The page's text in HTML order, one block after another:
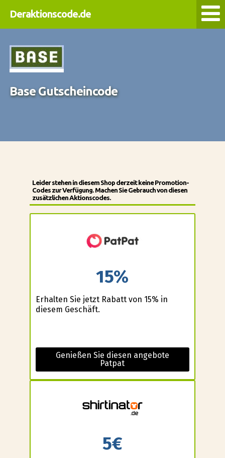
Deraktionscode.de
Base Gutscheincode
Leider stehen in diesem Shop derzeit keine Promotion-
Codes zur Verfügung. Machen Sie Gebrauch von diesen
zusätzlichen Aktionscodes.
15%
Erhalten Sie jetzt Rabatt von 15% in
diesem Geschäft.
Genießen Sie diesen angebote
Patpat
5€